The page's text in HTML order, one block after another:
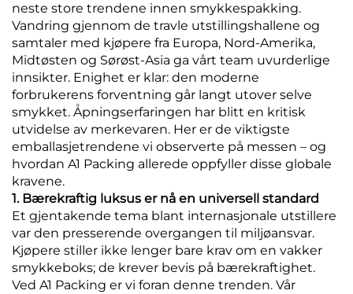
neste store trendene innen smykkespakking.
Vandring gjennom de travle utstillingshallene og
samtaler med kjøpere fra Europa, Nord-Amerika,
Midtøsten og Sørøst-Asia ga vårt team uvurderlige
innsikter. Enighet er klar: den moderne
forbrukerens forventning går langt utover selve
smykket. Åpningserfaringen har blitt en kritisk
utvidelse av merkevaren. Her er de viktigste
emballasjetrendene vi observerte på messen – og
hvordan A1 Packing allerede oppfyller disse globale
kravene.
1. Bærekraftig luksus er nå en universell standard
Et gjentakende tema blant internasjonale utstillere
var den presserende overgangen til miljøansvar.
Kjøpere stiller ikke lenger bare krav om en vakker
smykkeboks; de krever bevis på bærekraftighet.
Ved A1 Packing er vi foran denne trenden. Vår